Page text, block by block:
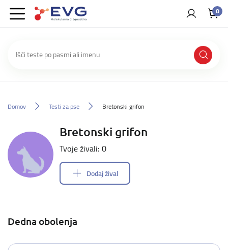
0
Domov Testi za pse Bretonski grifon
Bretonski grifon
Tvoje živali: 0
Dodaj žival
Dedna obolenja